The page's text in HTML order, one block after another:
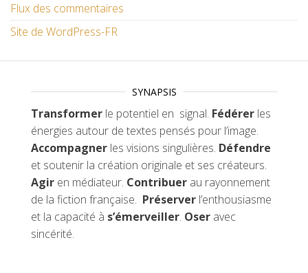
Flux des commentaires
Site de WordPress-FR
SYNAPSIS
Transformer le potentiel en signal. Fédérer les
énergies autour de textes pensés pour l’image.
Accompagner les visions singulières. Défendre
et soutenir la création originale et ses créateurs.
Agir en médiateur. Contribuer au rayonnement
de la fiction française. Préserver l’enthousiasme
et la capacité à s’émerveiller. Oser avec
sincérité.